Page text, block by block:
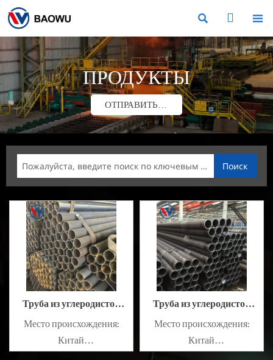
  
ПРОДУКТЫ
ОТПРАВИТЬ ЗАПРОС
Поиск
Труба из углеродистой
Место происхождения:
Китай
Труба из углеродистой
Место происхождения:
Китай